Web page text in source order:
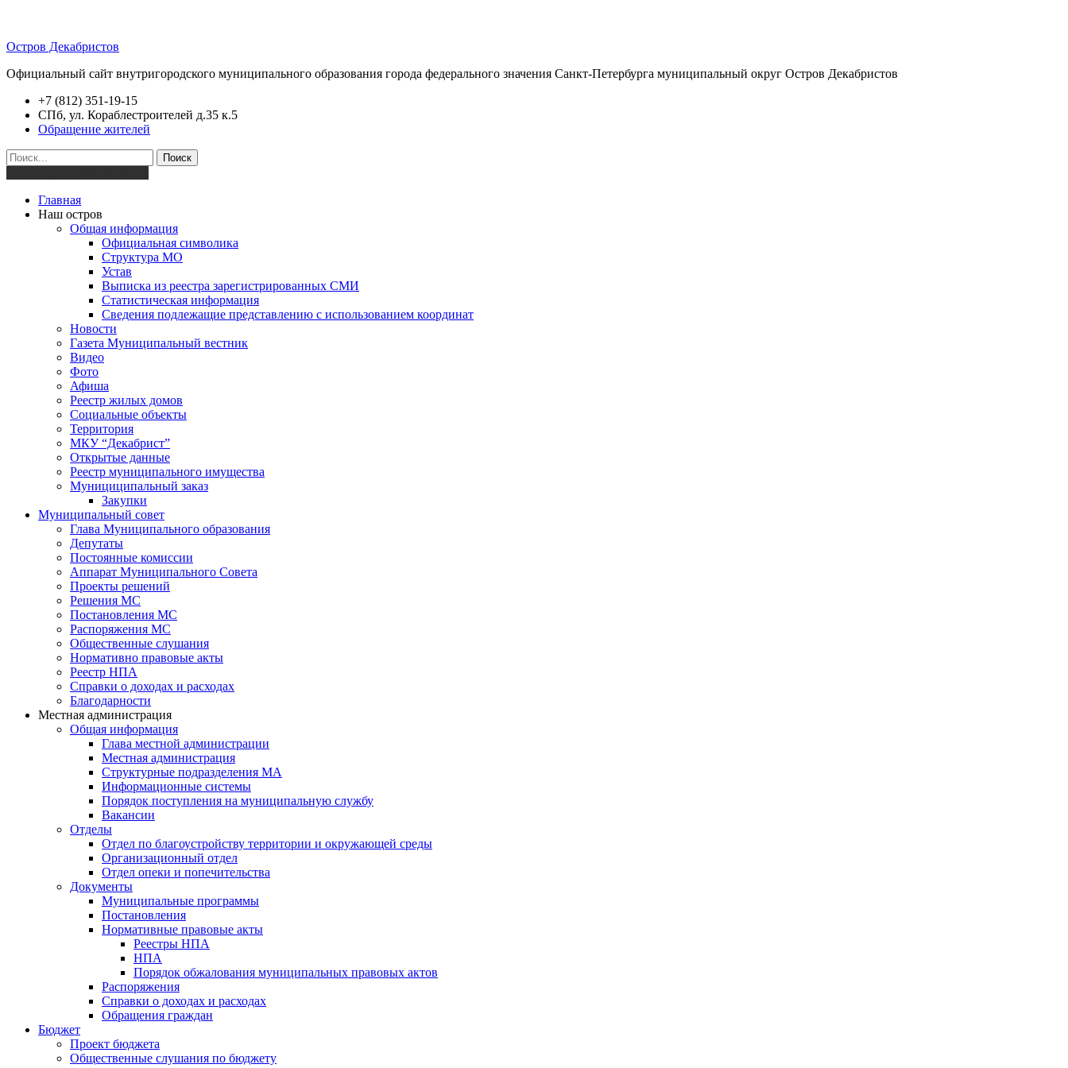
Остров Декабристов
Официальный сайт внутригородского муниципального образования города федерального значения Санкт-Петербурга муниципальный округ Остров Декабристов
+7 (812) 351-19-15
СПб, ул. Кораблестроителей д.35 к.5
Обращение жителей
Поиск
Главная
Наш остров
Общая информация
Официальная символика
Структура МО
Устав
Выписка из реестра зарегистрированных СМИ
Статистическая информация
Сведения подлежащие представлению с использованием координат
Новости
Газета Муниципальный вестник
Видео
Фото
Афиша
Реестр жилых домов
Социальные объекты
Территория
МКУ “Декабрист”
Открытые данные
Реестр муниципального имущества
Мунициципальный заказ
Закупки
Муниципальный совет
Глава Муниципального образования
Депутаты
Постоянные комиссии
Аппарат Муниципального Совета
Проекты решений
Решения МС
Постановления МС
Распоряжения МС
Общественные слушания
Нормативно правовые акты
Реестр НПА
Справки о доходах и расходах
Благодарности
Местная администрация
Общая информация
Глава местной администрации
Местная администрация
Структурные подразделения МА
Информационные системы
Порядок поступления на муниципальную службу
Вакансии
Отделы
Отдел по благоустройству территории и окружающей среды
Организационный отдел
Отдел опеки и попечительства
Документы
Муниципальные программы
Постановления
Нормативные правовые акты
Реестры НПА
НПА
Порядок обжалования муниципальных правовых актов
Распоряжения
Справки о доходах и расходах
Обращения граждан
Бюджет
Проект бюджета
Общественные слушания по бюджету